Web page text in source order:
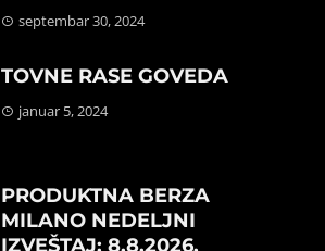
septembar 30, 2024
TOVNE RASE GOVEDA
januar 5, 2024
PRODUKTNA BERZA
MILANO NEDELJNI
IZVEŠTAJ: 8.8.2026.